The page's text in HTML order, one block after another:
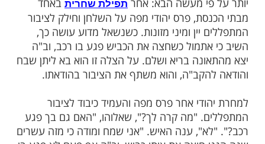
את רבי חיים קניבסקי שליט"א על לשון הפסוק
כל הארץ", מדוע כל אנשי הארץ צריכים
לקדוש ברוך הוא? הלא את קרבן התודה
- יורדי הים, הולכי מדבריות, חולה
מבית האסורים. ארבעה אלו מודים על
להם. מה ענינה, אפוא, של ההודאה
הארץ האחרים, שלהם לא נעשה כל נס או